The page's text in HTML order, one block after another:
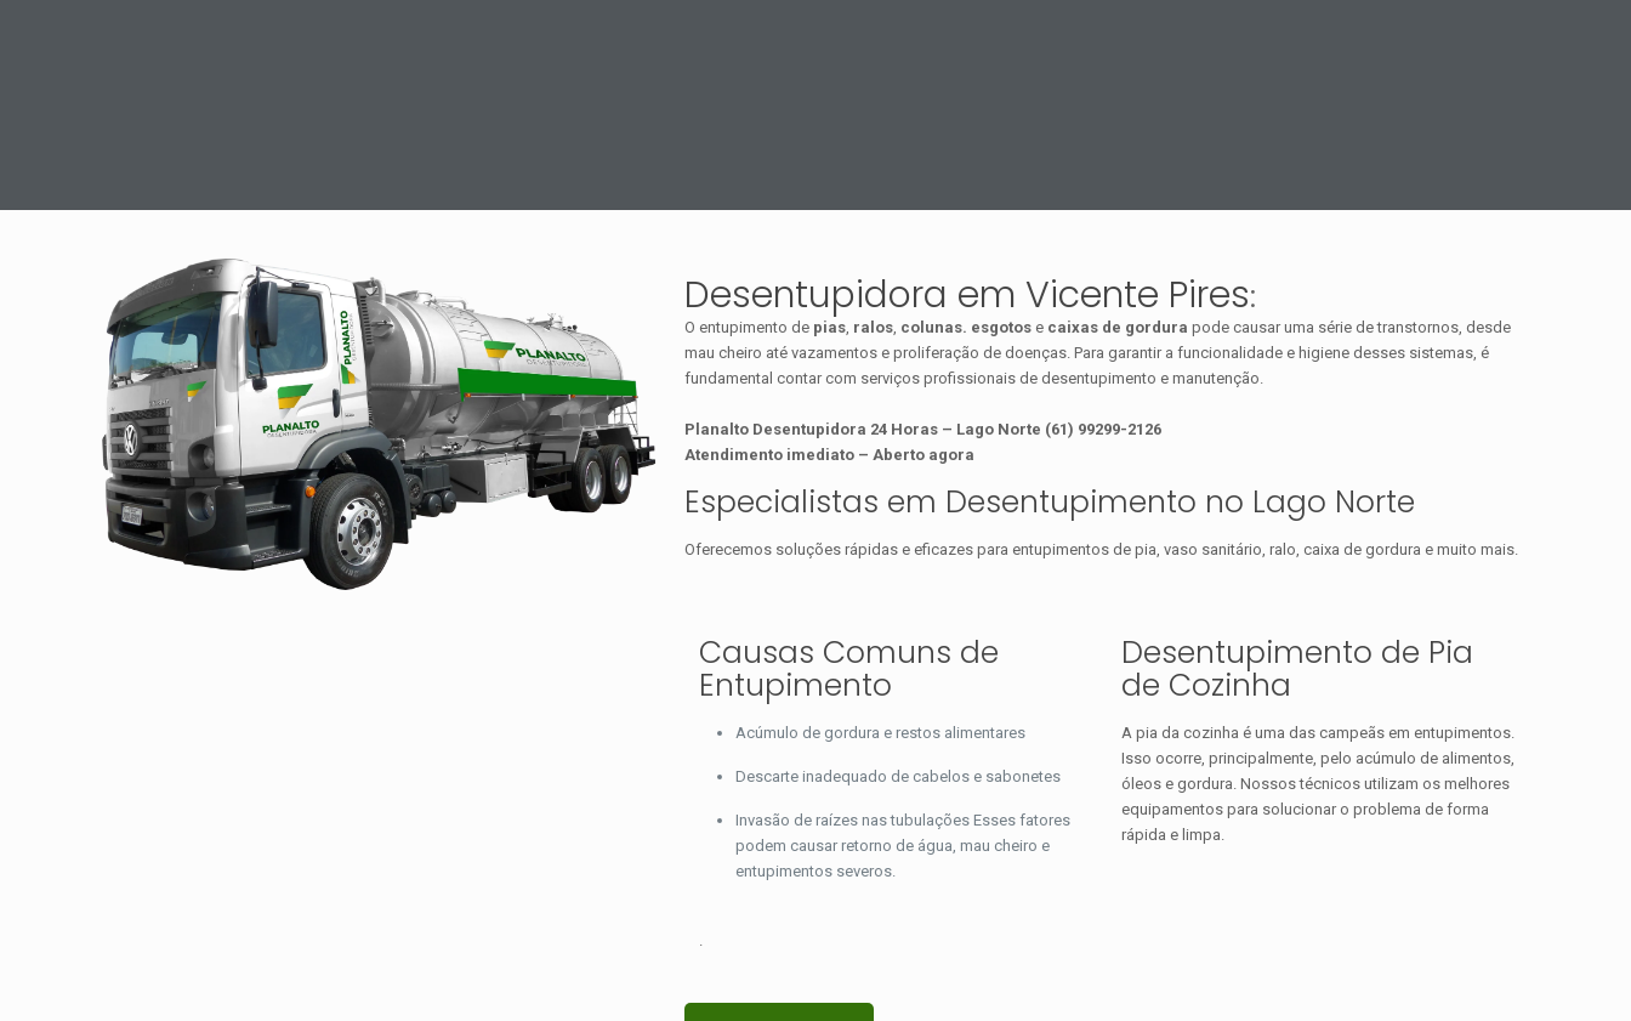
Desentupidora em Vicente Pires:
O entupimento de pias, ralos, colunas. esgotos e caixas de gordura pode causar uma série de transtornos, desde
mau cheiro até vazamentos e proliferação de doenças. Para garantir a funcionalidade e higiene desses sistemas, é
fundamental contar com serviços profissionais de desentupimento e manutenção.
Planalto Desentupidora 24 Horas – Lago Norte (61) 99299-2126
Atendimento imediato – Aberto agora
Especialistas em Desentupimento no Lago Norte
Oferecemos soluções rápidas e eficazes para entupimentos de pia, vaso sanitário, ralo, caixa de gordura e muito mais.
Causas Comuns de
Entupimento
Acúmulo de gordura e restos alimentares
Descarte inadequado de cabelos e sabonetes
Invasão de raízes nas tubulações Esses fatores
podem causar retorno de água, mau cheiro e
entupimentos severos.
.
Desentupimento de Pia
de Cozinha
A pia da cozinha é uma das campeãs em entupimentos.
Isso ocorre, principalmente, pelo acúmulo de alimentos,
óleos e gordura. Nossos técnicos utilizam os melhores
equipamentos para solucionar o problema de forma
rápida e limpa.